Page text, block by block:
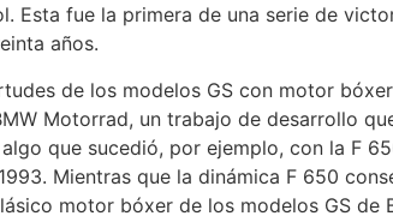
fue la primera de una serie de
años.
de los modelos GS con motor
Motorrad, un trabajo de desarrollo
que sucedió, por ejemplo, con la F
Mientras que la dinámica F 650
motor bóxer de los modelos GS